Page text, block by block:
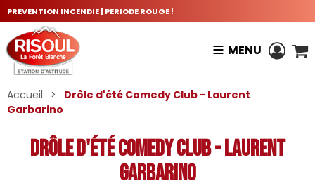
PREVENTION INCENDIE | PERIODE ROUGE !
MENU
Accueil >
Drôle d'été Comedy Club - Laurent
Garbarino
Drôle d'été Comedy Club - Laurent
Garbarino